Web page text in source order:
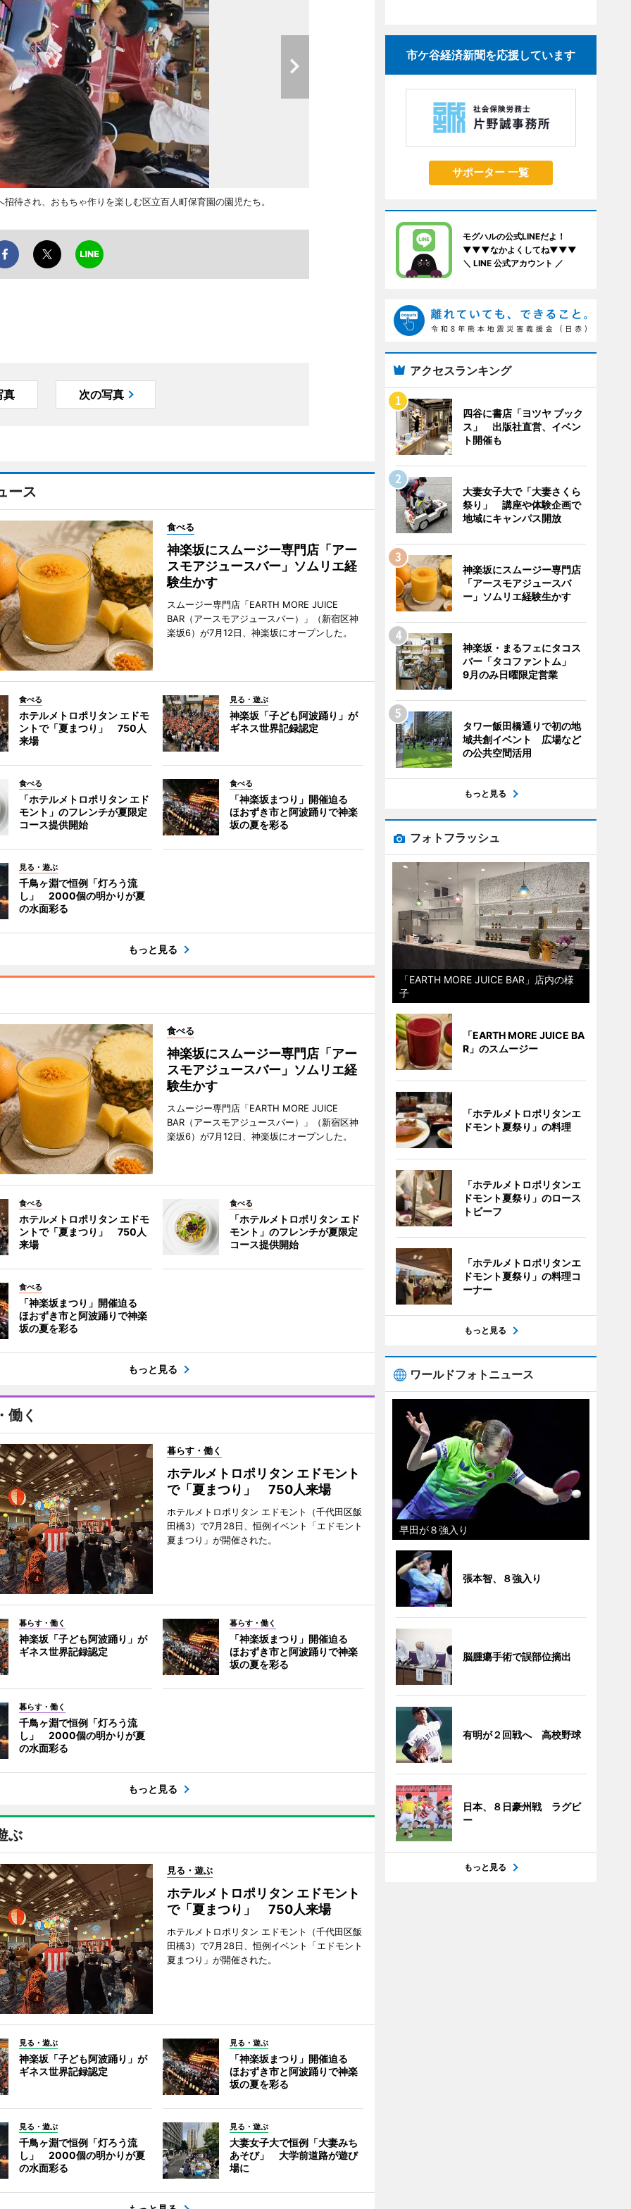
招待され、おもちゃ作りを楽しむ区立百人町保育園の園児たち。
真 次の写真
ース
食べる
神楽坂にスムージー専門店「アー
スモアジュースバー」ソムリエ経
験生かす
スムージー専門店「EARTH MORE JUICE
BAR（アースモアジュースバー）」（新宿区神
楽坂6）が7月12日、神楽坂にオープンした。
食べる
ホテルメトロポリタン エドモ
ントで「夏まつり」 750人
来場
見る・遊ぶ
神楽坂「子ども阿波踊り」が
ギネス世界記録認定
食べる
「ホテルメトロポリタン エド
モント」のフレンチが夏限定
コース提供開始
食べる
「神楽坂まつり」開催迫る
ほおずき市と阿波踊りで神楽
坂の夏を彩る
見る・遊ぶ
千鳥ヶ淵で恒例「灯ろう流
し」 2000個の明かりが夏
の水面彩る
もっと見る
食べる
神楽坂にスムージー専門店「アー
スモアジュースバー」ソムリエ経
験生かす
スムージー専門店「EARTH MORE JUICE
BAR（アースモアジュースバー）」（新宿区神
楽坂6）が7月12日、神楽坂にオープンした。
食べる
ホテルメトロポリタン エドモ
ントで「夏まつり」 750人
来場
食べる
「ホテルメトロポリタン エド
モント」のフレンチが夏限定
コース提供開始
食べる
「神楽坂まつり」開催迫る
ほおずき市と阿波踊りで神楽
坂の夏を彩る
もっと見る
働く
暮らす・働く
ホテルメトロポリタン エドモント
で「夏まつり」 750人来場
ホテルメトロポリタン エドモント（千代田区飯
田橋3）で7月28日、恒例イベント「エドモント
夏まつり」が開催された。
暮らす・働く
神楽坂「子ども阿波踊り」が
ギネス世界記録認定
暮らす・働く
「神楽坂まつり」開催迫る
ほおずき市と阿波踊りで神楽
坂の夏を彩る
暮らす・働く
千鳥ヶ淵で恒例「灯ろう流
し」 2000個の明かりが夏
の水面彩る
もっと見る
ぶ
見る・遊ぶ
ホテルメトロポリタン エドモント
で「夏まつり」 750人来場
ホテルメトロポリタン エドモント（千代田区飯
田橋3）で7月28日、恒例イベント「エドモント
夏まつり」が開催された。
見る・遊ぶ
神楽坂「子ども阿波踊り」が
ギネス世界記録認定
見る・遊ぶ
「神楽坂まつり」開催迫る
ほおずき市と阿波踊りで神楽
坂の夏を彩る
見る・遊ぶ
千鳥ヶ淵で恒例「灯ろう流
し」 2000個の明かりが夏
の水面彩る
見る・遊ぶ
大妻女子大で恒例「大妻みち
あそび」 大学前道路が遊び
場に
市ケ谷経済新聞を応援しています
サポーター 一覧
モグハルの公式LINEだよ！
▼▼▼なかよくしてね▼▼▼
＼ LINE 公式アカウント ／
アクセスランキング
四谷に書店「ヨツヤ ブック
ス」 出版社直営、イベン
ト開催も
大妻女子大で「大妻さくら
祭り」 講座や体験企画で
地域にキャンパス開放
神楽坂にスムージー専門店
「アースモアジュースバ
ー」ソムリエ経験生かす
神楽坂・まるフェにタコス
バー「タコファントム」
9月のみ日曜限定営業
タワー飯田橋通りで初の地
域共創イベント 広場など
の公共空間活用
もっと見る
フォトフラッシュ
「EARTH MORE JUICE BAR」店内の様
子
「EARTH MORE JUICE BA
R」のスムージー
「ホテルメトロポリタンエ
ドモント夏祭り」の料理
「ホテルメトロポリタンエ
ドモント夏祭り」のロース
トビーフ
「ホテルメトロポリタンエ
ドモント夏祭り」の料理コ
ーナー
もっと見る
ワールドフォトニュース
早田が８強入り
張本智、８強入り
脳腫瘍手術で誤部位摘出
有明が２回戦へ 高校野球
日本、８日豪州戦 ラグビ
ー
もっと見る